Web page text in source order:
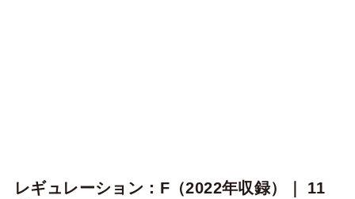
レギュレーション：F（2022年収録）｜ 11